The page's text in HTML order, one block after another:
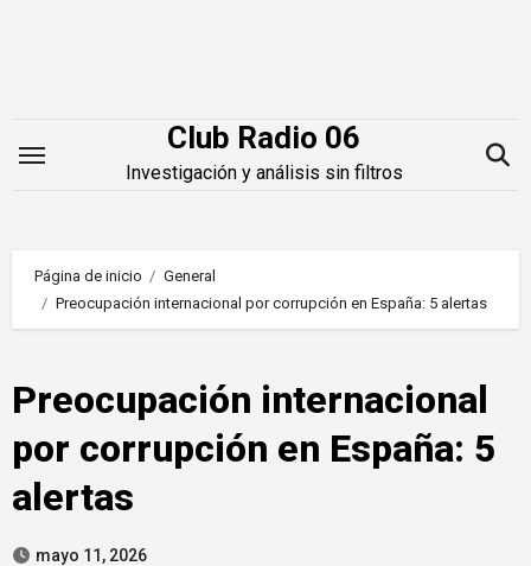
Club Radio 06
Investigación y análisis sin filtros
Página de inicio
General
Preocupación internacional por corrupción en España: 5 alertas
Preocupación internacional
por corrupción en España: 5
alertas
mayo 11, 2026